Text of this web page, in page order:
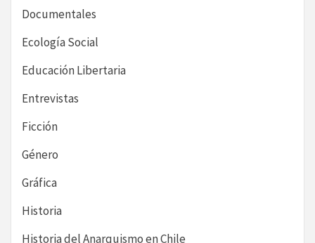
Documentales
Ecología Social
Educación Libertaria
Entrevistas
Ficción
Género
Gráfica
Historia
Historia del Anarquismo en Chile